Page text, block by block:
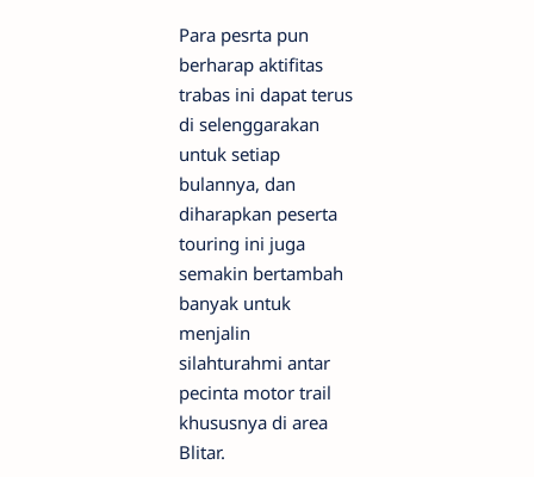
Para pesrta pun
berharap aktifitas
trabas ini dapat terus
di selenggarakan
untuk setiap
bulannya, dan
diharapkan peserta
touring ini juga
semakin bertambah
banyak untuk
menjalin
silahturahmi antar
pecinta motor trail
khususnya di area
Blitar.